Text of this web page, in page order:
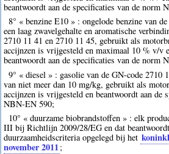
beantwoordt aan de specificaties van de norm
8° « benzine E10 » : ongelode benzine van
een laag zwavelgehalte en aromatische
2710 11 41 en 2710 11 45, gebruikt als
accijnzen is vrijgesteld en maximaal 10 % v/v
beantwoordt aan de specificaties van de norm
9° « diesel » : gasolie van de GN-code 2710
van niet meer dan 10 mg/kg, gebruikt als
accijnzen is vrijgesteld en beantwoordt aan de
NBN-EN 590;
10° « duurzame biobrandstoffen » : elk
III bij Richtlijn 2009/28/EG en dat
duurzaamheidscriteria opgelegd bij het
november 2011;